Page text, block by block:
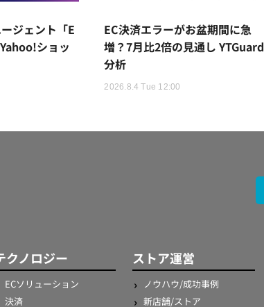
ジェント「E
ショッ
EC決済エラーがお盆期間に急
増？7月比2倍の見通し YTGuard
分析
2026.8.4 Tue 12:00
クノロジー
ECソリューション
決済
ストア運営
ノウハウ/成功事例
新店舗/ストア